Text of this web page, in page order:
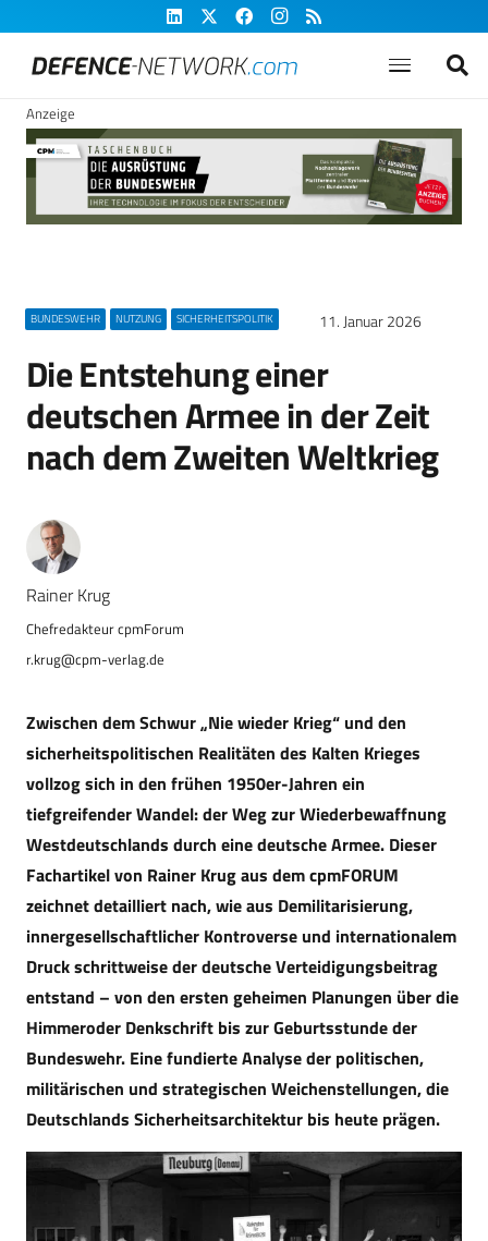
Anzeige
BUNDESWEHR NUTZUNG SICHERHEITSPOLITIK 11. Januar 2026
Die Entstehung einer
deutschen Armee in der Zeit
nach dem Zweiten Weltkrieg
Rainer Krug
r.krug@cpm-verlag.de
Zwischen dem Schwur „Nie wieder Krieg“ und den
sicherheitspolitischen Realitäten des Kalten Krieges
vollzog sich in den frühen 1950er-Jahren ein
tiefgreifender Wandel: der Weg zur Wiederbewaffnung
Westdeutschlands durch eine deutsche Armee. Dieser
Fachartikel von Rainer Krug aus dem cpmFORUM
zeichnet detailliert nach, wie aus Demilitarisierung,
innergesellschaftlicher Kontroverse und internationalem
Druck schrittweise der deutsche Verteidigungsbeitrag
entstand – von den ersten geheimen Planungen über die
Himmeroder Denkschrift bis zur Geburtsstunde der
Bundeswehr. Eine fundierte Analyse der politischen,
militärischen und strategischen Weichenstellungen, die
Deutschlands Sicherheitsarchitektur bis heute prägen.